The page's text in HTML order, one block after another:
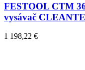
FESTOOL CTM
vysávač
1 198,22 €